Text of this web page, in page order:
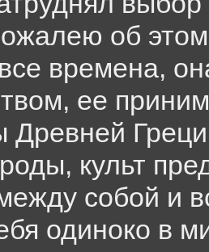
об
времена,
ее
культ
собой и
одиноко в